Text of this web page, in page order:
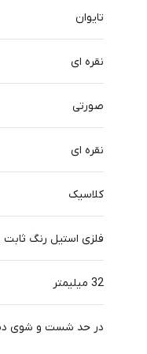
تایوان
نقره ای
صورتی
نقره ای
کلاسیک
فلزی استیل رنگ ثابت
32 میلیمتر
در حد شست و شوی